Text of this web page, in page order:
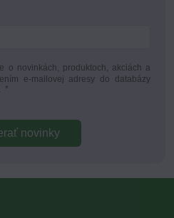
o novinkách, produktoch, akciách a
e-mailovej adresy do databázy
*
novinky